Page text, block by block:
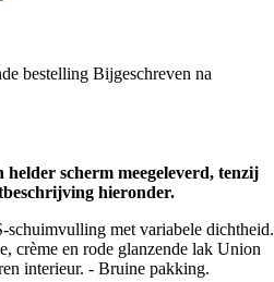
bestelling Bijgeschreven na
scherm meegeleverd, tenzij
hieronder.
schuimvulling met variabele dichtheid.
crème en rode glanzende lak Union
interieur. - Bruine pakking.